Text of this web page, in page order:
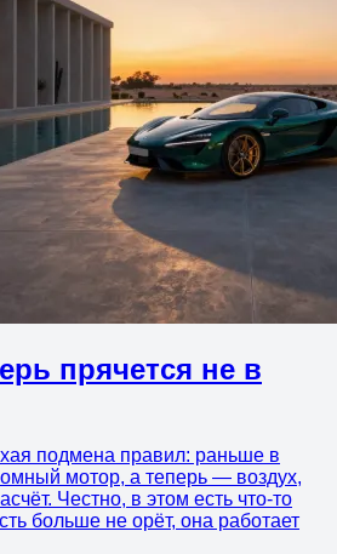
прячется не в
подмена правил: раньше в
мотор, а теперь — воздух,
Честно, в этом есть что-то
больше не орёт, она работает